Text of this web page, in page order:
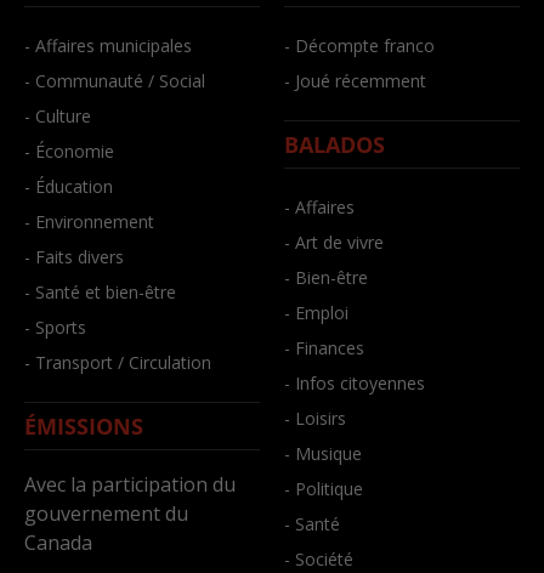
- Affaires municipales
- Communauté / Social
- Culture
- Économie
- Éducation
- Environnement
- Faits divers
- Santé et bien-être
- Sports
- Transport / Circulation
ÉMISSIONS
Avec la participation du
gouvernement du
Canada
- Décompte franco
- Joué récemment
BALADOS
- Affaires
- Art de vivre
- Bien-être
- Emploi
- Finances
- Infos citoyennes
- Loisirs
- Musique
- Politique
- Santé
- Société